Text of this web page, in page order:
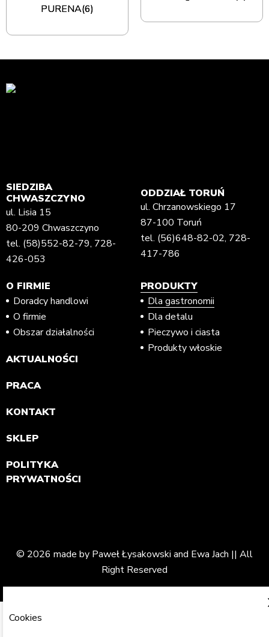
PURENA(6)
SIEDZIBA
CHWASZCZYNO
ul. Lisia 15
80-209 Chwaszczyno
tel. (58)552-82-79, 728-
426-053
ODDZIAŁ TORUŃ
ul. Chrzanowskiego 17
87-100 Toruń
tel. (56)648-82-02, 728-
417-786
O FIRMIE
Doradcy handlowi
O firmie
Obszar działalności
AKTUALNOŚCI
PRACA
KONTAKT
SKLEP
POLITYKA
PRYWATNOŚCI
PRODUKTY
Dla gastronomii
Dla detalu
Pieczywo i ciasta
Produkty włoskie
© 2026 made by Paweł Łysakowski and Ewa Jach || All
Right Reserved
Cookies